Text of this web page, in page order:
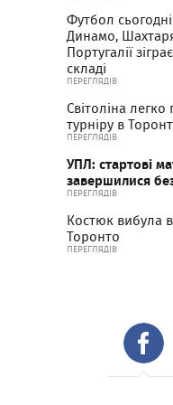
Футбол
Динамо,
Португалії
складі
ПЕРЕГЛЯДІВ
Світоліна
турніру в
ПЕРЕГЛЯДІВ
УПЛ: стартові
завершилися
ПЕРЕГЛЯДІВ
Костюк вибула
Торонто
ПЕРЕГЛЯДІВ